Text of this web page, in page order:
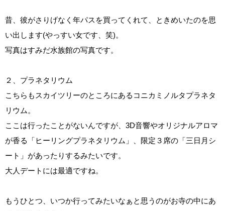
昔、彼がさりげなく年パスを買ってくれて、ときめいたのを思
い出します(やっすい女です、笑)。
写真はすみだ水族館の写真です。
２、プラネタリウム
こちらもスカイツリーのところにあるコニカミノルタプラネタ
リウム。
ここは行ったことがないんですが、3D音響やオリジナルアロマ
が香る「ヒーリングプラネタリウム」、限定３席の「三日月シ
ート」があったりするみたいです。
大人デートには最適ですね。
もうひとつ、いつか行ってみたいなぁと思うのがお寺の中にあ